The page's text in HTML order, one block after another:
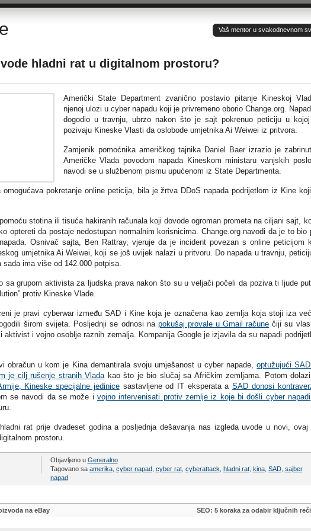
Vaš mentor u svakodnevnom
hladni rat u digitalnom prostoru?
Američki State Department zvanično postavio pitanje Kineskoj
njenoj ulozi u cyber napadu koji je privremeno oborio Change.org.
dogodio u travnju, ubrzo nakon što je sajt pokrenuo peticiju u
pozivaju Kineske Vlasti da oslobode umjetnika Ai Weiwei iz pritvora.
Zamjenik pomoćnika američkog tajnika Daniel Baer izrazio je
Američke Vlada povodom napada Kineskom ministaru vanjskih
navodi se u službenom pismu upućenom iz State Departmenta.
omogućava pokretanje online peticija, bila je žrtva DDoS napada podrijetlom iz Kine
stotina ili tisuća hakiranih računala koji dovode ogroman prometa na ciljani sajt,
optereti da postaje nedostupan normalnim korisnicima. Change.org navodi da je to bio
Osnivač sajta, Ben Rattray, vjeruje da je incident povezan s online peticijom
umjetnika Ai Weiwei, koji se još uvijek nalazi u pritvoru. Do napada u travnju,
ima više od 142.000 potpisa.
sa grupom aktivista za ljudska prava nakon što su u veljači počeli da poziva ti ljude
protiv Kineske Vlade.
je pravi cyberwar između SAD i Kine koja je označena kao zemlja koja stoji iza
širom svijeta. Posljednji se odnosi na pokušaj provale u Gmail račune čiji su
aktivist i vojno osoblje raznih zemalja. Kompanija Google je izjavila da su napadi
obračun u kom je Kina demantirala svoju umješanost u cyber napade,optužujući
je cilj rušenje stranih Vladakao što je bio slučaj sa Afričkim zemljama. Potom
Kineske specijalne jedinicesastavljene od IT eksperata aSAD donosi
se navodi da se može ivojno intervenisati protiv zemlje iz koje bi došli cyber napadi
rat prije dvadeset godina a posljednja dešavanja nas izgleda uvode u novi, ovaj
prostoru.
Objavljeno u Generalno
Tagovano sa amerika, cyber napad, cyber rat, cyberattack hladni rat, kina, SAD, sajber
napad
na eBay SEO: 5 koraka za odabir ključnih reči